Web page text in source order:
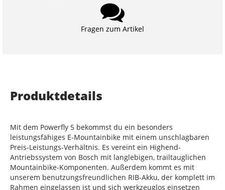
Fragen zum Artikel
Produktdetails
Mit dem Powerfly 5 bekommst du ein besonders
leistungsfähiges E-Mountainbike mit einem unschlagbaren
Preis-Leistungs-Verhältnis. Es vereint ein Highend-
Antriebssystem von Bosch mit langlebigen, trailtauglichen
Mountainbike-Komponenten. Außerdem kommt es mit
unserem benutzungsfreundlichen RIB-Akku, der komplett im
Rahmen eingelassen ist und sich werkzeuglos einsetzen